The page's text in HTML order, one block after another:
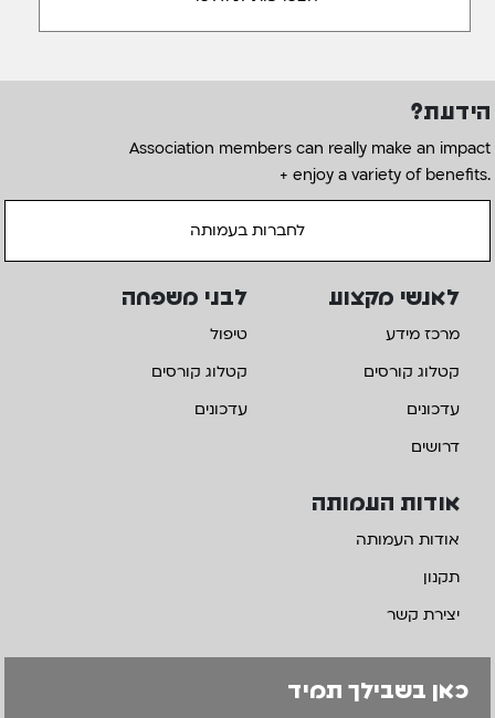
הידעת?
Association members can really make an impact
+ enjoy a variety of benefits.
לחברות בעמותה
אודות העמותה
אודות העמותה
תקנון
יצירת קשר
לאנשי מקצוע
מרכז מידע
קטלוג קורסים
עדכונים
דרושים
לבני משפחה
טיפול
קטלוג קורסים
עדכונים
כאן בשבילך תמיד